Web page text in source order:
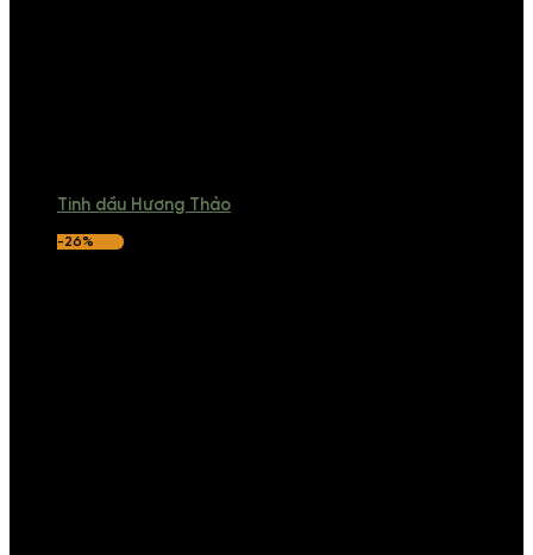
Tinh dầu Hương Thảo
-26%